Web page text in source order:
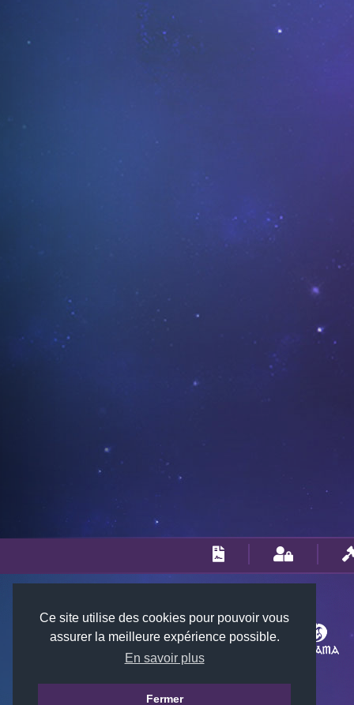
Ce site utilise des cookies pour pouvoir vous
assurer la meilleure expérience possible.
En savoir plus
Fermer